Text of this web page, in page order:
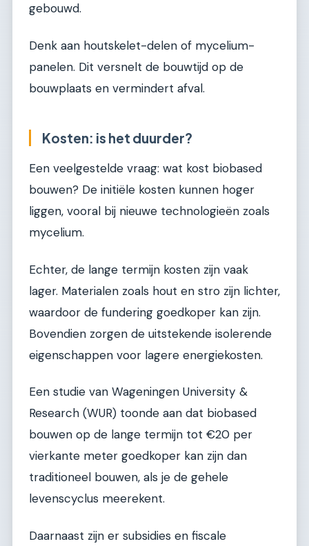
gebouwd.
Denk aan houtskelet-delen of mycelium-
panelen. Dit versnelt de bouwtijd op de
bouwplaats en vermindert afval.
Kosten: is het duurder?
Een veelgestelde vraag: wat kost biobased
bouwen? De initiële kosten kunnen hoger
liggen, vooral bij nieuwe technologieën zoals
mycelium.
Echter, de lange termijn kosten zijn vaak
lager. Materialen zoals hout en stro zijn lichter,
waardoor de fundering goedkoper kan zijn.
Bovendien zorgen de uitstekende isolerende
eigenschappen voor lagere energiekosten.
Een studie van Wageningen University &
Research (WUR) toonde aan dat biobased
bouwen op de lange termijn tot €20 per
vierkante meter goedkoper kan zijn dan
traditioneel bouwen, als je de gehele
levenscyclus meerekent.
Daarnaast zijn er subsidies en fiscale